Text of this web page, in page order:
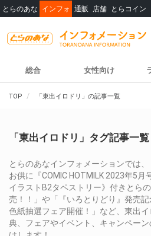
とらのあな インフォ 通販 店舗 とらコイン
総合 女性向け
TOP 「東出イロドリ」の記事一覧
「東出イロドリ」タグ記事一覧
とらのあなインフォメーションでは
お供に『COMIC HOTMILK 2023年5
イラストB2タペストリー》付きとら
売！！」や「『いろとりどり』発売
色紙抽選フェア開催！」など、東出
典、フェアやイベント、キャンペー